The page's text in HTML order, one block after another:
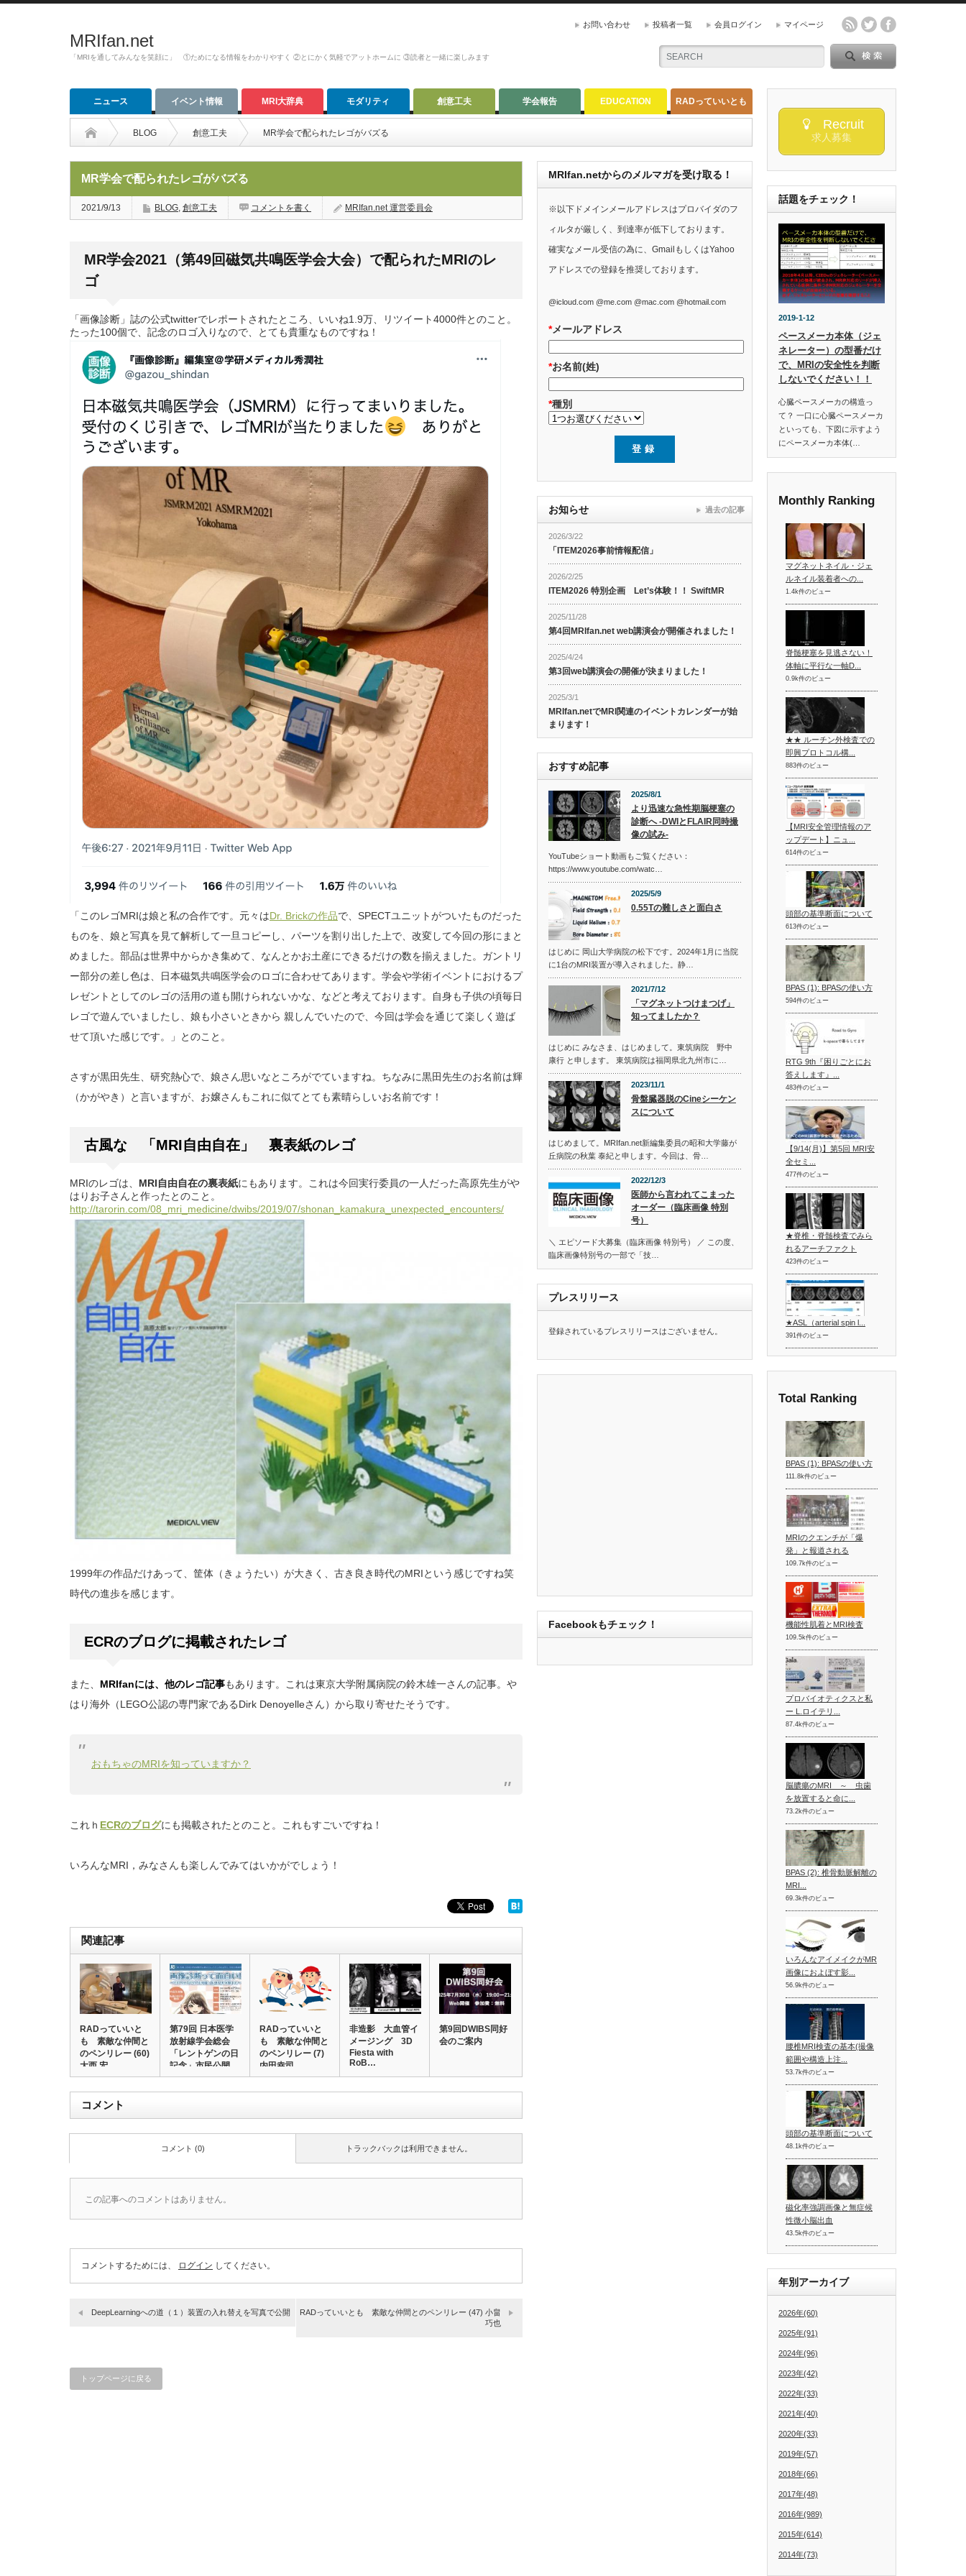
MRIfan.net
「MRIを通してみんなを笑顔に」 ①ためになる情報をわかりやすく ②とにかく気軽でアットホームに ③読者と一緒に楽しみます
お問い合わせ 投稿者一覧 会員ログイン マイページ
ニュース イベント情報 MRI大辞典 モダリティ 創意工夫 学会報告 EDUCATION RADっていいとも
BLOG 創意工夫 MR学会で配られたレゴがバズる
MR学会で配られたレゴがバズる
2021/9/13 BLOG, 創意工夫 コメントを書く MRIfan.net 運営委員会
MR学会2021（第49回磁気共鳴医学会大会）で配られたMRIのレ
ゴ
「画像診断」誌の公式twitterでレポートされたところ、いいね1.9万、リツイート4000件とのこと。
たった100個で、記念のロゴ入りなので、とても貴重なものですね！
「このレゴMRIは娘と私の合作です。元々はDr. Brickの作品で、SPECTユニットがついたものだった
ものを、娘と写真を見て解析して一旦コピーし、パーツを割り出した上で、改変して今回の形にまと
めました。部品は世界中からかき集めて、なんとかお土産にできるだけの数を揃えました。ガントリ
ー部分の差し色は、日本磁気共鳴医学会のロゴに合わせてあります。学会や学術イベントにおけるプ
レゼントとしてのレゴの活用の道も開けられないかな、などと考えております。自身も子供の頃毎日
レゴで遊んでいましたし、娘も小さいときから 親しんでいたので、今回は学会を通じて楽しく遊ば
せて頂いた感じです。」とのこと。
さすが黒田先生、研究熱心で、娘さん思いなところがでていますね。ちなみに黒田先生のお名前は輝
（かがやき）と言いますが、お嬢さんもこれに似てとても素晴らしいお名前です！
古風な 「MRI自由自在」 裏表紙のレゴ
MRIのレゴは、 MRI自由自在の裏表紙にもあります。これは今回実行委員の一人だった高原先生がや
はりお子さんと作ったとのこと。
http://tarorin.com/08_mri_medicine/dwibs/2019/07/shonan_kamakura_unexpected_encounters/
1999年の作品だけあって、筐体（きょうたい）が大きく、古き良き時代のMRIという感じですね笑
時代の進歩を感じます。
ECRのブログに掲載されたレゴ
また、 MRIfanには、他のレゴ記事もあります。これは東京大学附属病院の鈴木雄一さんの記事。や
はり海外（LEGO公認の専門家であるDirk Denoyelleさん）から取り寄せたそうです。
おもちゃのMRIを知っていますか？
これｈ ECRのブログにも掲載されたとのこと。これもすごいですね！
いろんなMRI，みなさんも楽しんでみてはいかがでしょう！
関連記事
RADっていいと
も 素敵な仲間と
のペンリレー (60)
大西 宏…
第79回 日本医学
放射線学会総会
「レントゲンの日
記念」市民公開
講…
RADっていいと
も 素敵な仲間と
のペンリレー (7)
内田幸司
非造影 大血管イ
メージング 3D
Fiesta with
RoB…
第9回DWIBS同好
会のご案内
コメント
トラックバックは利用できません。
コメント (0)
この記事へのコメントはありません。
コメントするためには、 ログイン してください。
DeepLearningへの道（１）装置の入れ替えを写真で公開
RADっていいとも 素敵な仲間とのペンリレー (47) 小畠
巧也
トップページに戻る
MRIfan.netからのメルマガを受け取る！
※以下ドメインメールアドレスはプロバイダのフ
ィルタが厳しく、到達率が低下しております。
確実なメール受信の為に、GmailもしくはYahoo
アドレスでの登録を推奨しております。
@icloud.com @me.com @mac.com @hotmail.com
*メールアドレス
*お名前(姓)
*種別
お知らせ
2026/3/22
「ITEM2026事前情報配信」
2026/2/25
ITEM2026 特別企画 Let’s体験！！ SwiftMR
2025/11/28
第4回MRIfan.net web講演会が開催されました！
2025/4/24
第3回web講演会の開催が決まりました！
2025/3/1
MRIfan.netでMRI関連のイベントカレンダーが始
まります！
過去の記事
おすすめ記事
2025/8/1
より迅速な急性期脳梗塞の
診断へ -DWIとFLAIR同時撮
像の試み-
YouTubeショート動画もご覧ください：
https://www.youtube.com/watc…
2025/5/9
0.55Tの難しさと面白さ
はじめに 岡山大学病院の松下です。2024年1月に当院
に1台のMRI装置が導入されました。静…
2021/7/12
「マグネットつけまつげ」
知ってましたか？
はじめに みなさま、はじめまして。東筑病院 野中
康行 と申します。 東筑病院は福岡県北九州市に…
2023/11/1
骨盤臓器脱のCineシーケン
スについて
はじめまして。MRIfan.net新編集委員の昭和大学藤が
丘病院の秋葉 泰紀と申します。今回は、骨…
2022/12/3
医師から言われてこまった
オーダー（臨床画像 特別
号）
＼ エピソード大募集（臨床画像 特別号） ／ この度、
臨床画像特別号の一部で「技…
プレスリリース
登録されているプレスリリースはございません。
Facebookもチェック！
Recruit
求人募集
話題をチェック！
2019-1-12
ペースメーカ本体（ジェ
ネレーター）の型番だけ
で、MRIの安全性を判断
しないでください！！
心臓ペースメーカの構造っ
て？ 一口に心臓ペースメーカ
といっても、下図に示すよう
にペースメーカ本体(…
Monthly Ranking
マグネットネイル・ジェ
ルネイル装着者への...
1.4k件のビュー
脊髄梗塞を見逃さない！
体軸に平行な一軸D...
0.9k件のビュー
★★ ルーチン外検査での
即興プロトコル構...
883件のビュー
【MRI安全管理情報のア
ップデート】ニュ...
614件のビュー
頭部の基準断面について
613件のビュー
BPAS (1): BPASの使い方
594件のビュー
RTG 9th『困りごとにお
答えします』...
483件のビュー
【9/14(月)】第5回 MRI安
全セミ...
477件のビュー
★脊椎・脊髄検査でみら
れるアーチファクト
423件のビュー
★ASL（arterial spin l...
391件のビュー
Total Ranking
BPAS (1): BPASの使い方
111.8k件のビュー
MRIのクエンチが「爆
発」と報道される
109.7k件のビュー
機能性肌着とMRI検査
109.5k件のビュー
プロバイオティクスと私
ー L.ロイテリ...
87.4k件のビュー
脳膿瘍のMRI ～ 虫歯
を放置すると命に...
73.2k件のビュー
BPAS (2): 椎骨動脈解離の
MRI...
69.3k件のビュー
いろんなアイメイクがMR
画像におよぼす影...
56.9k件のビュー
腰椎MRI検査の基本(撮像
範囲や構造上注...
53.7k件のビュー
頭部の基準断面について
48.1k件のビュー
磁化率強調画像と無症候
性微小脳出血
43.5k件のビュー
年別アーカイブ
2026年(60)
2025年(91)
2024年(96)
2023年(42)
2022年(33)
2021年(40)
2020年(33)
2019年(57)
2018年(66)
2017年(48)
2016年(989)
2015年(614)
2014年(73)